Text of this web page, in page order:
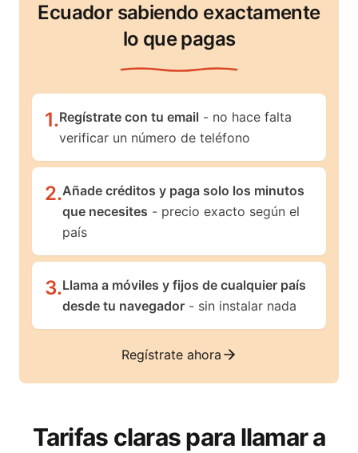
Ecuador sabiendo exactamente
lo que pagas
1.Regístrate con tu email - no hace falta
verificar un número de teléfono
2.Añade créditos y paga solo los minutos
que necesites - precio exacto según el
país
3.Llama a móviles y fijos de cualquier país
desde tu navegador - sin instalar nada
Regístrate ahora
Tarifas claras para llamar a